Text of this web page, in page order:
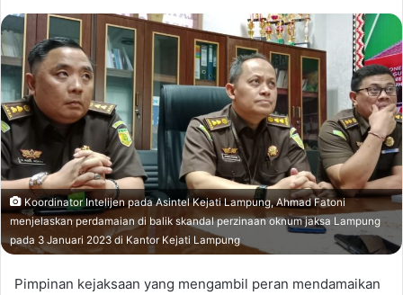
Koordinator Intelijen pada Asintel Kejati Lampung, Ahmad Fatoni
menjelaskan perdamaian di balik skandal perzinaan oknum jaksa Lampung
pada 3 Januari 2023 di Kantor Kejati Lampung
Pimpinan kejaksaan yang mengambil peran mendamaikan